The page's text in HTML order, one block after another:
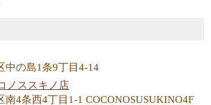
中の島1条9丁目4-14
ノススキノ店
4条西4丁目1-1 COCONOSUSUKINO4F